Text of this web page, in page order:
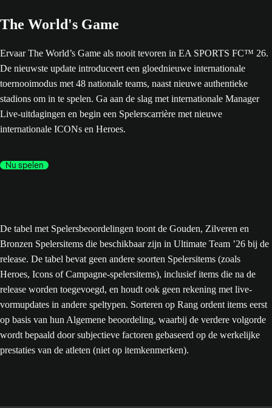
The World's Game
Ervaar The World’s Game als nooit tevoren in EA SPORTS FC™ 26.
De nieuwste update introduceert een gloednieuwe internationale
toernooimodus met 48 nationale teams, naast nieuwe authentieke
stadions om in te spelen. Ga aan de slag met internationale Manager
Live-uitdagingen en begin een Spelerscarrière met nieuwe
internationale ICONs en Heroes.
Nu spelen
De tabel met Spelersbeoordelingen toont de Gouden, Zilveren en
Bronzen Spelersitems die beschikbaar zijn in Ultimate Team ’26 bij de
release. De tabel bevat geen andere soorten Spelersitems (zoals
Heroes, Icons of Campagne-spelersitems), inclusief items die na de
release worden toegevoegd, en houdt ook geen rekening met live-
vormupdates in andere speltypen. Sorteren op Rang ordent items eerst
op basis van hun Algemene beoordeling, waarbij de verdere volgorde
wordt bepaald door subjectieve factoren gebaseerd op de werkelijke
prestaties van de atleten (niet op itemkenmerken).